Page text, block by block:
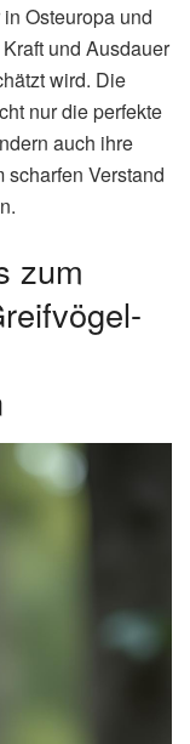
in Osteuropa und
und Ausdauer
wird. Die
nur die perfekte
auch ihre
Verstand
zum